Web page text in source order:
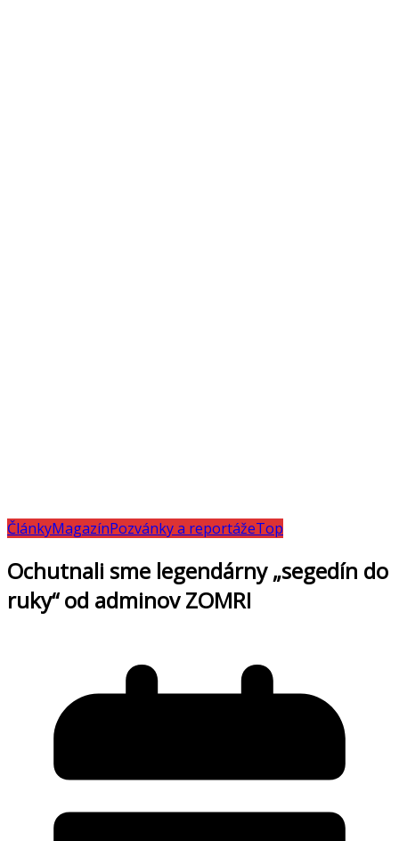
ČlánkyMagazínPozvánky a reportážeTop
Ochutnali sme legendárny „segedín do
ruky“ od adminov ZOMRI